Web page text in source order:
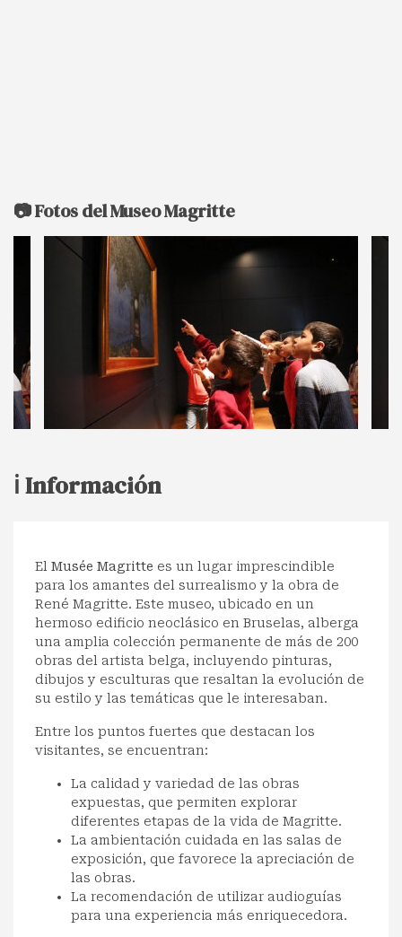
📷 Fotos del Museo Magritte
ℹ️ Información
El Musée Magritte es un lugar imprescindible
para los amantes del surrealismo y la obra de
René Magritte. Este museo, ubicado en un
hermoso edificio neoclásico en Bruselas, alberga
una amplia colección permanente de más de 200
obras del artista belga, incluyendo pinturas,
dibujos y esculturas que resaltan la evolución de
su estilo y las temáticas que le interesaban.
Entre los puntos fuertes que destacan los
visitantes, se encuentran:
La calidad y variedad de las obras
expuestas, que permiten explorar
diferentes etapas de la vida de Magritte.
La ambientación cuidada en las salas de
exposición, que favorece la apreciación de
las obras.
La recomendación de utilizar audioguías
para una experiencia más enriquecedora.